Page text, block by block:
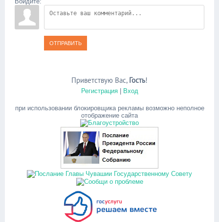
ОТПРАВИТЬ
Приветствую Вас, Гость!
Регистрация| Вход
при использовании блокировщика рекламы возможно неполное
отображение сайта